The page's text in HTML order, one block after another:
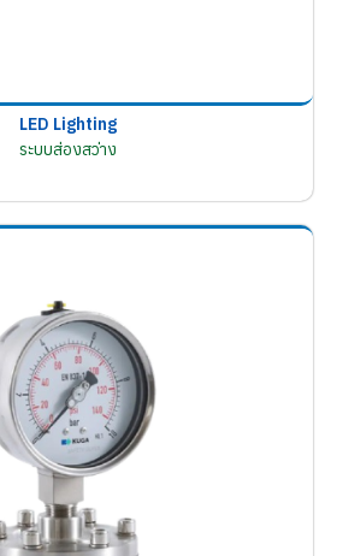
LED Lighting
ระบบส่องสว่าง